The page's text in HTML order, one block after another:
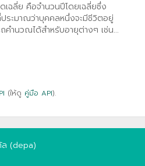
ฉลี่ย คือจำนวนปีโดยเฉลี่ยซึ่ง
ระมาณว่าบุคคลหนึ่งจะมีชีวิตอยู่
คำนวณได้สำหรับอายุต่างๆ เช่น...
(ให้ดู คู่มือ API).
ล (depa)